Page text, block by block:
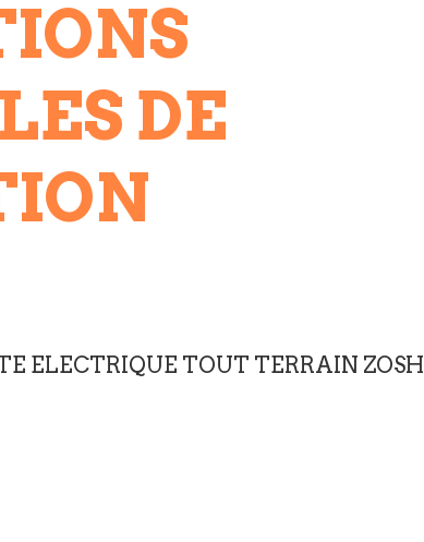
DE
ELECTRIQUE TOUT TERRAIN ZOSH